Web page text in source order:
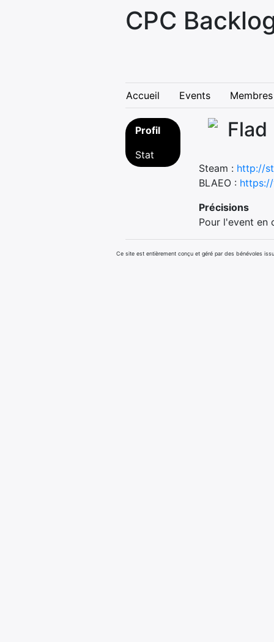
CPC
Accueil Events Membres
Profil
Stat
Flad
Steam : http://
BLAEO :
Précisions
Pour l'event en
Ce site est entièrement conçu et géré par des bénévoles